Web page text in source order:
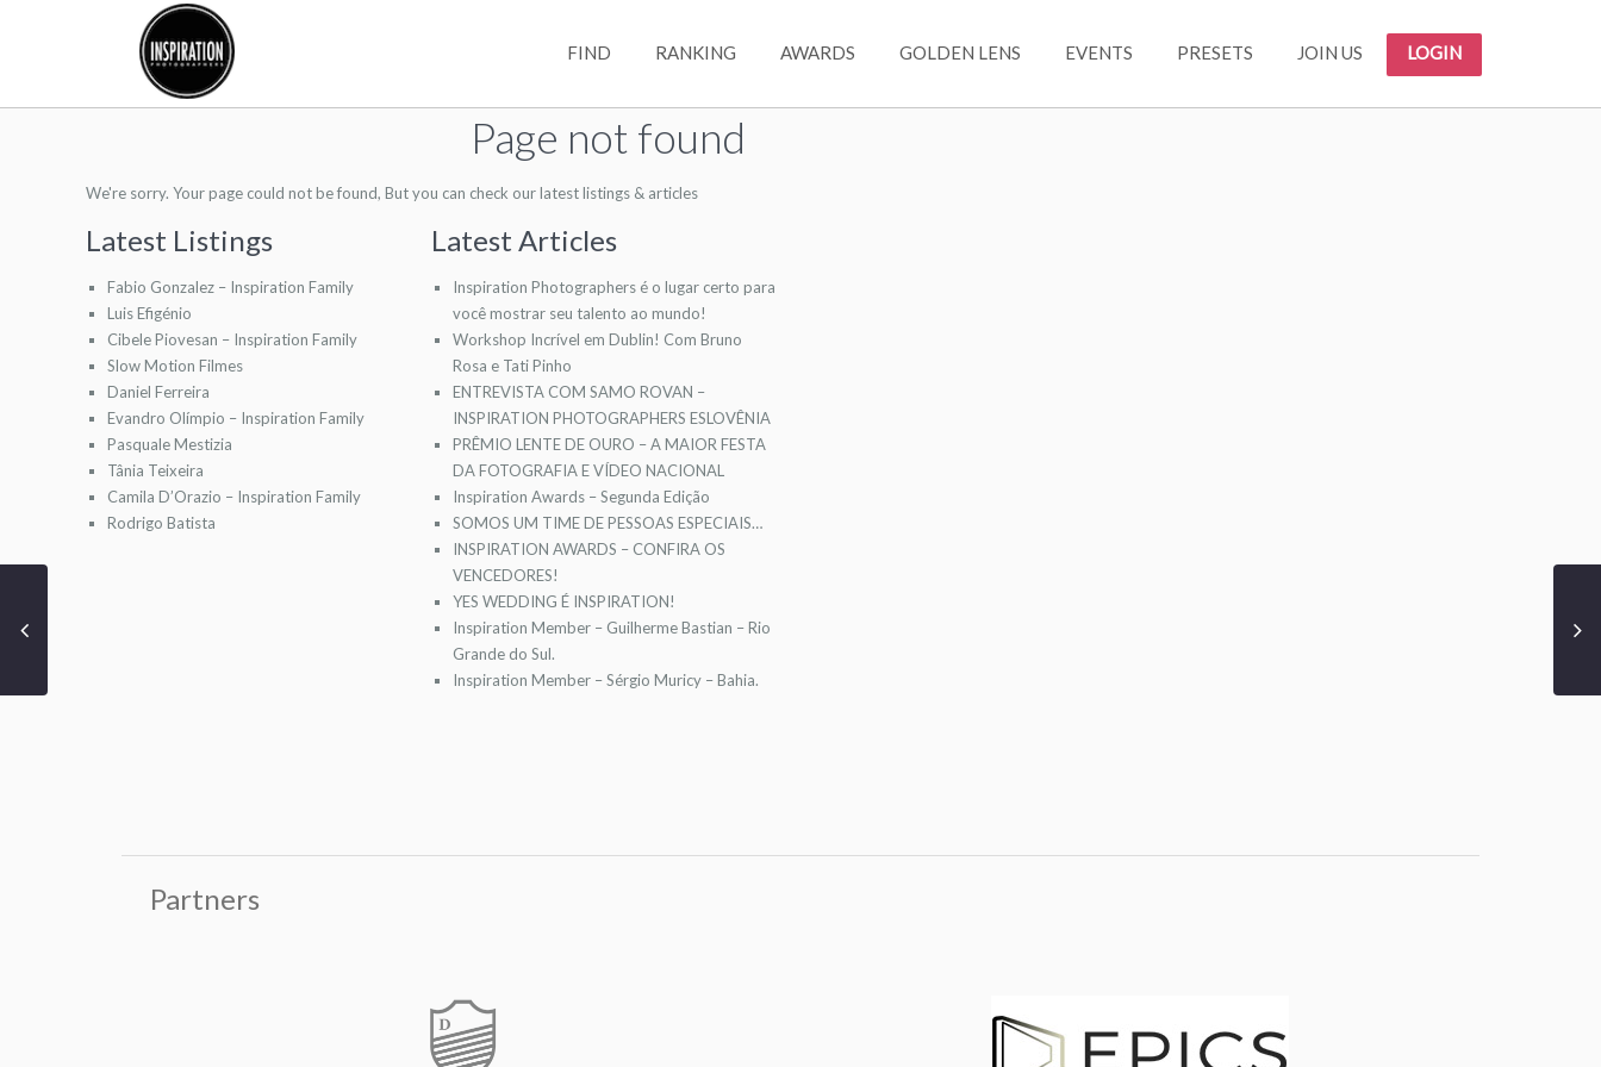
FIND RANKING AWARDS GOLDEN LENS EVENTS PRESETS JOIN US LOGIN
Page not found
We're sorry. Your page could not be found, But you can check our latest listings & articles
Latest Listings
Fabio Gonzalez – Inspiration Family
Luis Efigénio
Cibele Piovesan – Inspiration Family
Slow Motion Filmes
Daniel Ferreira
Evandro Olímpio – Inspiration Family
Pasquale Mestizia
Tânia Teixeira
Camila D’Orazio – Inspiration Family
Rodrigo Batista
Latest Articles
Inspiration Photographers é o lugar certo para
você mostrar seu talento ao mundo!
Workshop Incrível em Dublin! Com Bruno
Rosa e Tati Pinho
ENTREVISTA COM SAMO ROVAN –
INSPIRATION PHOTOGRAPHERS ESLOVÊNIA
PRÊMIO LENTE DE OURO – A MAIOR FESTA
DA FOTOGRAFIA E VÍDEO NACIONAL
Inspiration Awards – Segunda Edição
SOMOS UM TIME DE PESSOAS ESPECIAIS…
INSPIRATION AWARDS – CONFIRA OS
VENCEDORES!
YES WEDDING É INSPIRATION!
Inspiration Member – Guilherme Bastian – Rio
Grande do Sul.
Inspiration Member – Sérgio Muricy – Bahia.